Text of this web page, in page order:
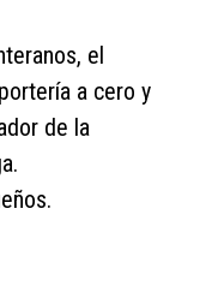
el
a cero y
de la